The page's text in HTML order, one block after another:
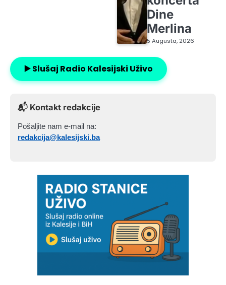
Dine
Merlina
5 Augusta, 2026
▶️ Slušaj Radio Kalesijski Uživo
📬 Kontakt redakcije
Pošaljite nam e-mail na:
redakcija@kalesijski.ba